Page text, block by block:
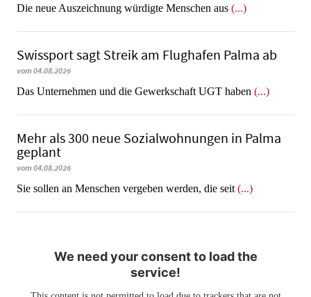
Die neue Auszeichnung würdigte Menschen aus (...)
Swissport sagt Streik am Flughafen Palma ab
vom 04.08.2026
Das Unternehmen und die Gewerkschaft UGT haben (...)
Mehr als 300 neue Sozialwohnungen in Palma
geplant
vom 04.08.2026
Sie sollen an Menschen vergeben werden, die seit (...)
We need your consent to load the
service!